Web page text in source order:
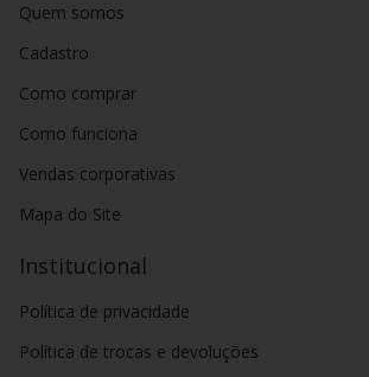
Quem somos
Cadastro
Como comprar
Como funciona
Vendas corporativas
Mapa do Site
Institucional
Política de privacidade
Política de trocas e devoluções